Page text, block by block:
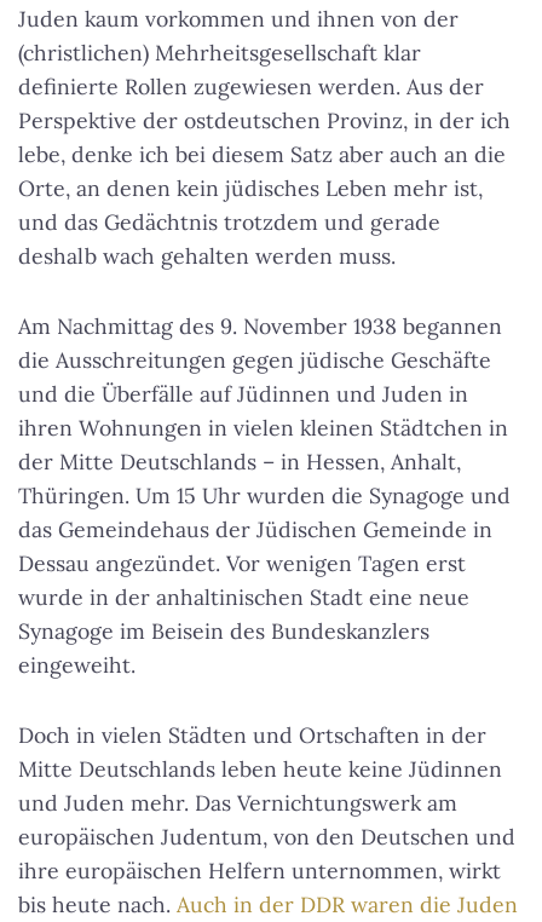
Juden kaum vorkommen und ihnen von der
(christlichen) Mehrheitsgesellschaft klar
definierte Rollen zugewiesen werden. Aus der
Perspektive der ostdeutschen Provinz, in der ich
lebe, denke ich bei diesem Satz aber auch an die
Orte, an denen kein jüdisches Leben mehr ist,
und das Gedächtnis trotzdem und gerade
deshalb wach gehalten werden muss.
Am Nachmittag des 9. November 1938 begannen
die Ausschreitungen gegen jüdische Geschäfte
und die Überfälle auf Jüdinnen und Juden in
ihren Wohnungen in vielen kleinen Städtchen in
der Mitte Deutschlands – in Hessen, Anhalt,
Thüringen. Um 15 Uhr wurden die Synagoge und
das Gemeindehaus der Jüdischen Gemeinde in
Dessau angezündet. Vor wenigen Tagen erst
wurde in der anhaltinischen Stadt eine neue
Synagoge im Beisein des Bundeskanzlers
eingeweiht.
Doch in vielen Städten und Ortschaften in der
Mitte Deutschlands leben heute keine Jüdinnen
und Juden mehr. Das Vernichtungswerk am
europäischen Judentum, von den Deutschen und
ihre europäischen Helfern unternommen, wirkt
bis heute nach. Auch in der DDR waren die Juden